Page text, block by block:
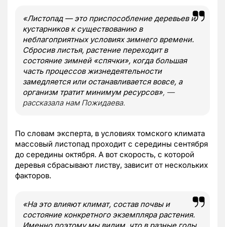
«Листопад — это приспособление деревьев и
кустарников к существованию в
неблагоприятных условиях зимнего времени.
Сбросив листья, растение переходит в
состояние зимней «спячки», когда большая
часть процессов жизнедеятельности
замедляется или останавливается вовсе, а
организм тратит минимум ресурсов», —
рассказала нам Пожидаева.
По словам эксперта, в условиях томского климата
массовый листопад проходит с середины сентября
до середины октября. А вот скорость, с которой
деревья сбрасывают листву, зависит от нескольких
факторов.
«На это влияют климат, состав почвы и
состояние конкретного экземпляра растения.
Именно поэтому мы видим, что в разные годы